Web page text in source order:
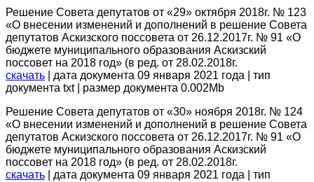
Решение Совета депутатов от «29» октября 2018г. № 123
«О внесении изменений и дополнений в решение Совета
депутатов Аскизского поссовета от 26.12.2017г. № 91 «О
бюджете муниципального образования Аскизский
поссовет на 2018 год» (в ред. от 28.02.2018г.
скачать | дата документа 09 января 2021 года | тип
документа txt | размер документа 0.002Mb
Решение Совета депутатов от «30» ноября 2018г. № 124
«О внесении изменений и дополнений в решение Совета
депутатов Аскизского поссовета от 26.12.2017г. № 91 «О
бюджете муниципального образования Аскизский
поссовет на 2018 год» (в ред. от 28.02.2018г.
скачать | дата документа 09 января 2021 года | тип